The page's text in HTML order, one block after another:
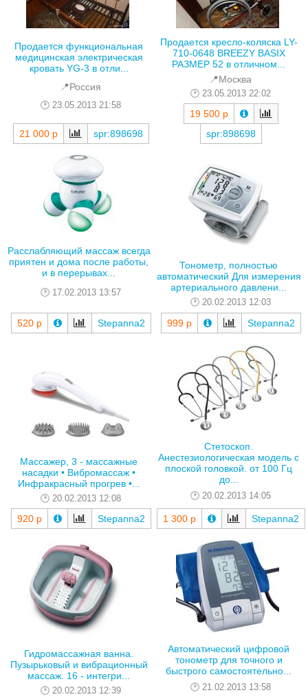
Продается функциональная
медицинская электрическая
кровать YG-3 в отли...
📍Россия
23.05.2013 21:58
21 000 р spr:898698
Продается кресло-коляска LY-
710-0648 BREEZY BASIX
РАЗМЕР 52 в отличном...
📍Москва
23.05.2013 22:02
19 500 р
spr:898698
Расслабляющий массаж всегда
приятен и дома после работы,
и в перерывах...
17.02.2013 13:57
520 р Stepanna2
Тонометр, полностью
автоматический Для измерения
артериального давлени...
20.02.2013 12:03
999 р Stepanna2
Массажер, 3 - массажные
насадки • Вибромассаж •
Инфракрасный прогрев •...
20.02.2013 12:08
920 р Stepanna2
Стетоскоп.
Анестезиологическая модель с
плоской головкой. от 100 Гц
до...
20.02.2013 14:05
1 300 р Stepanna2
Гидромассажная ванна.
Пузырьковый и вибрационный
массаж. 16 - интегри...
20.02.2013 12:39
Автоматический цифровой
тонометр для точного и
быстрого самостоятельно...
21.02.2013 13:58